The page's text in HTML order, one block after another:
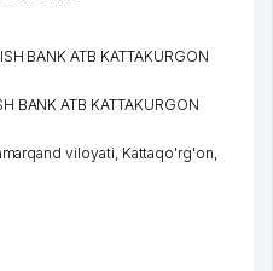
BANK ATB KATTAKURGON
BANK ATB KATTAKURGON
viloyati, Kattaqo'rg'on,